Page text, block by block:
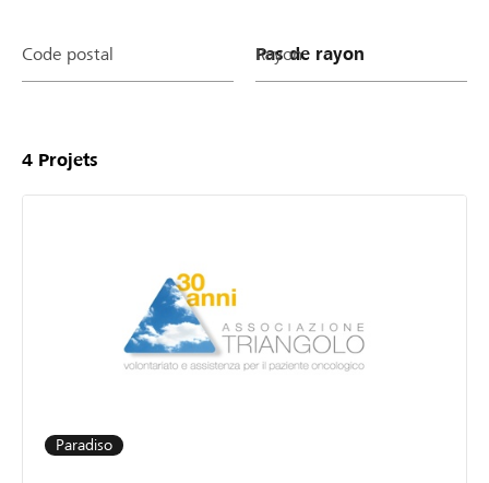
Code postal Rayon
4 Projets
Paradiso